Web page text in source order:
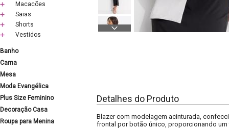
Macacões
Saias
Shorts
Vestidos
Banho
Cama
Mesa
Moda Evangélica
Plus Size Feminino
Decoração Casa
Roupa para Menina
Detalhes do Produto
Blazer com modelagem acinturada,
frontal por botão único, proporcionando